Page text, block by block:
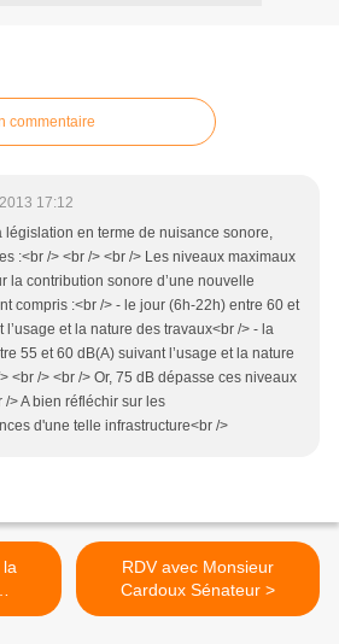
commentaire
17:12
législation en terme de nuisance sonore,
:<br /> <br /> <br /> Les niveaux maximaux
la contribution sonore d’une nouvelle
compris :<br /> - le jour (6h-22h) entre 60 et
l’usage et la nature des travaux<br /> - la
55 et 60 dB(A) suivant l’usage et la nature
<br /> <br /> Or, 75 dB dépasse ces niveaux
/> A bien réfléchir sur les
d'une telle infrastructure<br />
RDV avec Monsieur
Cardoux Sénateur >